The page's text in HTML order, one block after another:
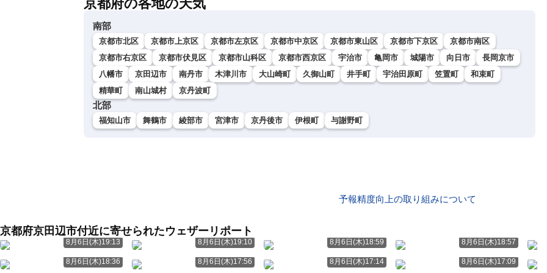
京都府の各地の天気
南部
京都市北区 京都市上京区 京都市左京区 京都市中京区 京都市東山区 京都市下京区
京都市南区
京都市右京区
京都市伏見区 京都市山科区 京都市西京区 宇治市 亀岡市 城陽市 向日市
長岡京市
八幡市
京田辺市 南丹市 木津川市 大山崎町 久御山町 井手町 宇治田原町 笠置町
和束町
精華町
南山城村 京丹波町
北部
福知山市 舞鶴市 綾部市 宮津市 京丹後市 伊根町 与謝野町
予報精度向上の取り組みについて
京都府京田辺市付近に寄せられたウェザーリポート
8月6日(木)19:13 8月6日(木)19:10 8月6日(木)18:59 8月6日(木)18:57
8月6日(木)18:36 8月6日(木)17:56 8月6日(木)17:14 8月6日(木)17:09